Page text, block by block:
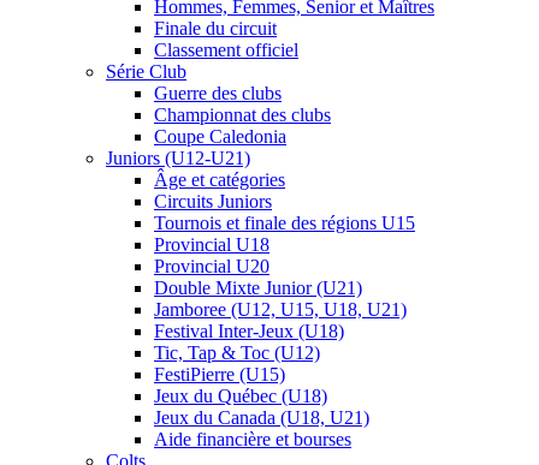
Hommes, Femmes, Senior et Maîtres
Finale du circuit
Classement officiel
Série Club
Guerre des clubs
Championnat des clubs
Coupe Caledonia
Juniors (U12-U21)
Âge et catégories
Circuits Juniors
Tournois et finale des régions U15
Provincial U18
Provincial U20
Double Mixte Junior (U21)
Jamboree (U12, U15, U18, U21)
Festival Inter-Jeux (U18)
Tic, Tap & Toc (U12)
FestiPierre (U15)
Jeux du Québec (U18)
Jeux du Canada (U18, U21)
Aide financière et bourses